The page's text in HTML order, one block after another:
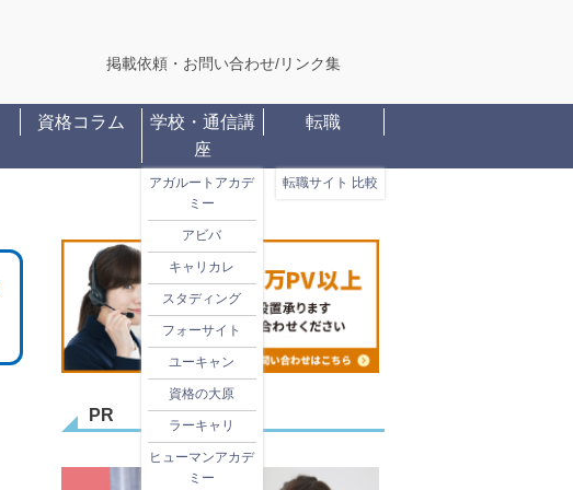
掲載依頼・お問い合わせ/リンク集
資格コラム
学校・通信講
座
アガルートアカデ
ミー
アビバ
キャリカレ
スタディング
フォーサイト
ユーキャン
資格の大原
ラーキャリ
ヒューマンアカデ
ミー
転職
転職サイト 比較
PR